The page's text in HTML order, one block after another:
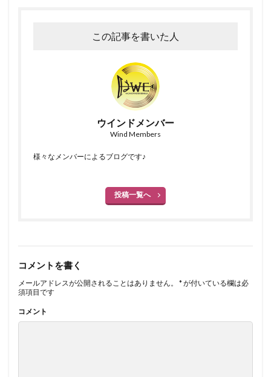
この記事を書いた人
ウインドメンバー
Wind Members
様々なメンバーによるブログです♪
投稿一覧へ
コメントを書く
メールアドレスが公開されることはありません。 *が付いている欄は必
須項目です
コメント